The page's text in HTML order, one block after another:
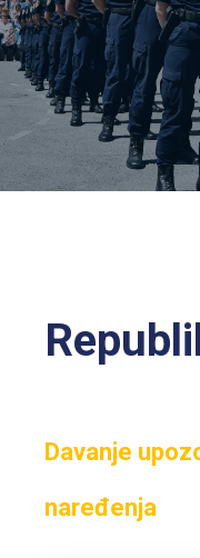
Ovlaštenja
Policijski
Činovi
Žalbe
Kontakti
Davanje
naređenja